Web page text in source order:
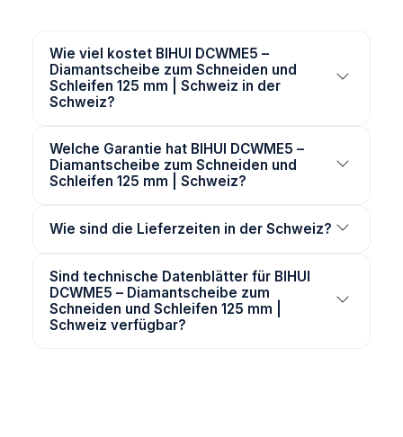
Wie viel kostet BIHUI DCWME5 –
Diamantscheibe zum Schneiden und
Schleifen 125 mm | Schweiz in der
Schweiz?
Welche Garantie hat BIHUI DCWME5 –
Diamantscheibe zum Schneiden und
Schleifen 125 mm | Schweiz?
Wie sind die Lieferzeiten in der Schweiz?
Sind technische Datenblätter für BIHUI
DCWME5 – Diamantscheibe zum
Schneiden und Schleifen 125 mm |
Schweiz verfügbar?